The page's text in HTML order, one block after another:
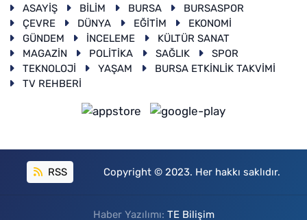
ASAYİŞ BİLİM BURSA
BURSASPOR
ÇEVRE
DÜNYA EĞİTİM
EKONOMİ
GÜNDEM
İNCELEME
KÜLTÜR SANAT
MAGAZİN
POLİTİKA SAĞLIK
SPOR
TEKNOLOJİ
YAŞAM
BURSA ETKİNLİK TAKVİMİ
TV REHBERİ
RSS Copyright © 2023. Her hakkı saklıdır.
Haber Yazılımı: TE Bilişim